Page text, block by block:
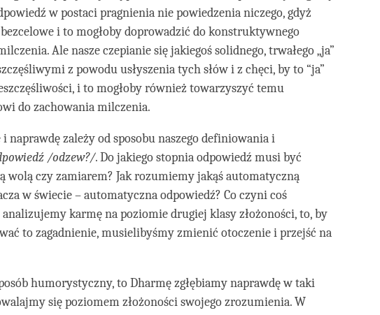
w postaci pragnienia nie powiedzenia niczego, gdyż
i to mogłoby doprowadzić do konstruktywnego
Ale nasze czepianie się jakiegoś solidnego, trwałego „ja”
z powodu usłyszenia tych słów i z chęci, by to “ja”
i to mogłoby również towarzyszyć temu
do zachowania milczenia.
i naprawdę zależy od sposobu naszego definiowania i
/odzew?/. Do jakiego stopnia odpowiedź musi być
wolą czy zamiarem? Jak rozumiemy jakąś automatyczną
w świecie – automatyczna odpowiedź? Co czyni coś
karmę na poziomie drugiej klasy złożoności, to, by
to zagadnienie, musielibyśmy zmienić otoczenie i przejść na
humorystyczny, to Dharmę zgłębiamy naprawdę w taki
się poziomem złożoności swojego zrozumienia. W